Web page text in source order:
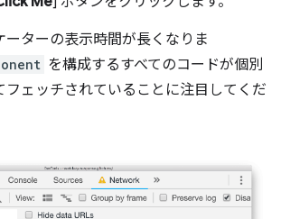
ーターの表示時間が長くなりま
を構成するすべてのコードが個別
フェッチされていることに注目してくだ